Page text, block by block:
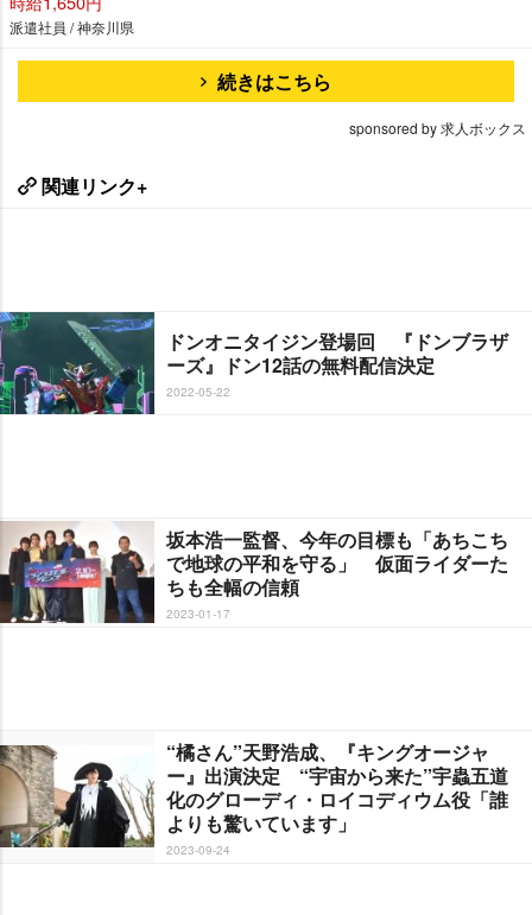
派遣社員 / 神奈川県
続きはこちら
sponsored by 求人ボックス
関連リンク+
ドンオニタイジン登場回 『ドンブラザ
ーズ』ドン12話の無料配信決定
2022-05-22
坂本浩一監督、今年の目標も「あちこち
で地球の平和を守る」 仮面ライダーた
ちも全幅の信頼
2023-01-17
“橘さん”天野浩成、『キングオージャ
ー』出演決定 “宇宙から来た”宇蟲五道
化のグローディ・ロイコディウム役「誰
よりも驚いています」
2023-09-24